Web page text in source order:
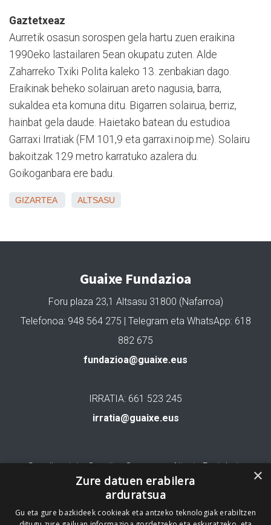
Gaztetxeaz
Aurretik osasun sorospen gela hartu zuen eraikina
1990eko lastailaren 5ean okupatu zuten. Alde
Zaharreko Txiki Polita kaleko 13. zenbakian dago.
Eraikinak beheko solairuan areto nagusia, barra,
sukaldea eta komuna ditu. Bigarren solairua, berriz,
hainbat gela daude. Haietako batean du estudioa
Garraxi Irratiak (FM 101,9 eta garraxi.noip.me). Solairu
bakoitzak 129 metro karratuko azalera du.
Goikoganbara ere badu.
GIZARTEA ALTSASU
Guaixe Fundazioa
Foru plaza 23,1 Altsasu 31800 (Nafarroa)
Telefonoa: 948 564 275 | Telegram eta WhatsApp: 618
882 675
fundazioa@guaixe.eus
IRRATIA: 661 523 245
irratia@guaixe.eus
Gure lizentzia: Creative Commons Aitortu Partekatu
Codesyntaxek garatua
×
Zure datuen erabilera
arduratsua
Gu eta gure bazkideek cookieak eta antzeko teknologiak erabiltzen